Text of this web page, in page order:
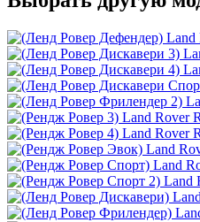
Land
Land Rover
Land Rover
Land
Land
Land